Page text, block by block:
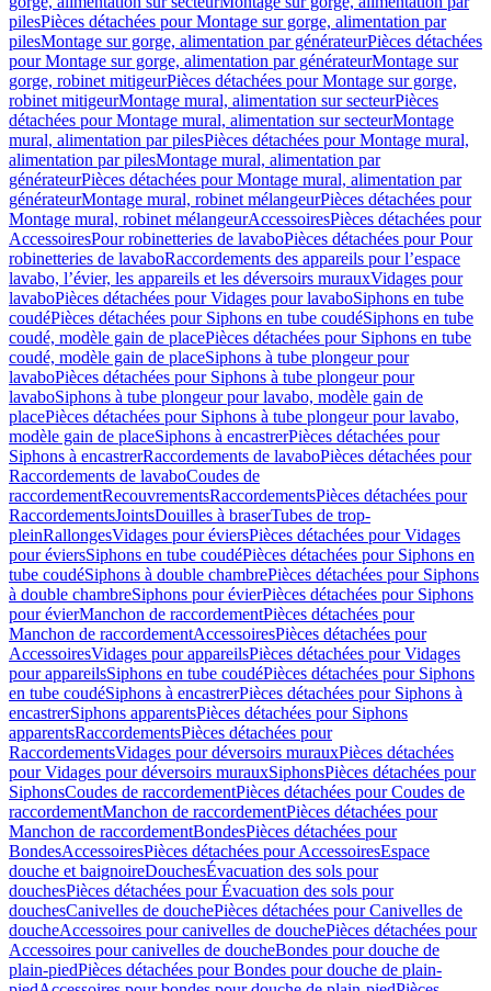
pilesPièces détachées pour Montage sur gorge, alimentation par
pilesMontage sur gorge, alimentation par générateurPièces détachées
pour Montage sur gorge, alimentation par générateurMontage sur
gorge, robinet mitigeurPièces détachées pour Montage sur gorge,
robinet mitigeurMontage mural, alimentation sur secteurPièces
détachées pour Montage mural, alimentation sur secteurMontage
mural, alimentation par pilesPièces détachées pour Montage mural,
alimentation par pilesMontage mural, alimentation par
générateurPièces détachées pour Montage mural, alimentation par
générateurMontage mural, robinet mélangeurPièces détachées pour
Montage mural, robinet mélangeurAccessoiresPièces détachées pour
AccessoiresPour robinetteries de lavaboPièces détachées pour Pour
robinetteries de lavaboRaccordements des appareils pour l’espace
lavabo, l’évier, les appareils et les déversoirs murauxVidages pour
lavaboPièces détachées pour Vidages pour lavaboSiphons en tube
coudéPièces détachées pour Siphons en tube coudéSiphons en tube
coudé, modèle gain de placePièces détachées pour Siphons en tube
coudé, modèle gain de placeSiphons à tube plongeur pour
lavaboPièces détachées pour Siphons à tube plongeur pour
lavaboSiphons à tube plongeur pour lavabo, modèle gain de
placePièces détachées pour Siphons à tube plongeur pour lavabo,
modèle gain de placeSiphons à encastrerPièces détachées pour
Siphons à encastrerRaccordements de lavaboPièces détachées pour
Raccordements de lavaboCoudes de
raccordementRecouvrementsRaccordementsPièces détachées pour
RaccordementsJointsDouilles à braserTubes de trop-
pleinRallongesVidages pour éviersPièces détachées pour Vidages
pour éviersSiphons en tube coudéPièces détachées pour Siphons en
tube coudéSiphons à double chambrePièces détachées pour Siphons
à double chambreSiphons pour évierPièces détachées pour Siphons
pour évierManchon de raccordementPièces détachées pour
Manchon de raccordementAccessoiresPièces détachées pour
AccessoiresVidages pour appareilsPièces détachées pour Vidages
pour appareilsSiphons en tube coudéPièces détachées pour Siphons
en tube coudéSiphons à encastrerPièces détachées pour Siphons à
encastrerSiphons apparentsPièces détachées pour Siphons
apparentsRaccordementsPièces détachées pour
RaccordementsVidages pour déversoirs murauxPièces détachées
pour Vidages pour déversoirs murauxSiphonsPièces détachées pour
SiphonsCoudes de raccordementPièces détachées pour Coudes de
raccordementManchon de raccordementPièces détachées pour
Manchon de raccordementBondesPièces détachées pour
BondesAccessoiresPièces détachées pour AccessoiresEspace
douche et baignoireDouchesÉvacuation des sols pour
douchesPièces détachées pour Évacuation des sols pour
douchesCanivelles de douchePièces détachées pour Canivelles de
doucheAccessoires pour canivelles de douchePièces détachées pour
Accessoires pour canivelles de doucheBondes pour douche de
plain-piedPièces détachées pour Bondes pour douche de plain-